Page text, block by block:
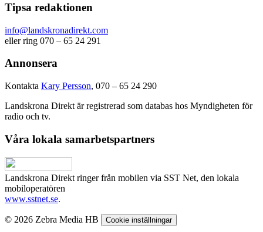
Tipsa redaktionen
info@landskronadirekt.com
eller ring 070 – 65 24 291
Annonsera
Kontakta Kary Persson, 070 – 65 24 290
Landskrona Direkt är registrerad som databas hos Myndigheten för
radio och tv.
Våra lokala samarbetspartners
Landskrona Direkt ringer från mobilen via SST Net, den lokala
mobiloperatören
www.sstnet.se.
© 2026 Zebra Media HB Cookie inställningar